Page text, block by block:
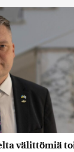
välittömiä